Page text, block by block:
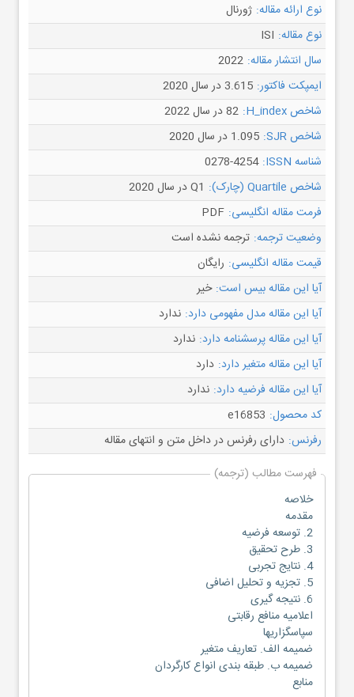
نوع ارائه مقاله: ژورنال
نوع مقاله: ISI
سال انتشار مقاله: 2022
ایمپکت فاکتور: 3.615 در سال 2020
شاخص H_index:
82 در سال 2022
شاخص SJR:
1.095 در سال 2020
شناسه ISSN:
0278-4254
شاخص Quartile (چارک):
Q1 در سال 2020
فرمت مقاله انگلیسی: PDF
وضعیت ترجمه: ترجمه نشده است
قیمت مقاله انگلیسی: رایگان
آیا این مقاله بیس است: خیر
آیا این مقاله مدل مفهومی دارد: ندارد
آیا این مقاله پرسشنامه دارد: ندارد
آیا این مقاله متغیر دارد: دارد
آیا این مقاله فرضیه دارد: ندارد
کد محصول: e16853
رفرنس: دارای رفرنس در داخل متن و انتهای مقاله
فهرست مطالب (ترجمه)
خلاصه
مقدمه
2. توسعه فرضیه
3. طرح تحقیق
4. نتایج تجربی
5. تجزیه و تحلیل اضافی
6. نتیجه گیری
اعلامیه منافع رقابتی
سپاسگزاریها
ضمیمه الف. تعاریف متغیر
ضمیمه ب. طبقه بندی انواع کارگردان
منابع